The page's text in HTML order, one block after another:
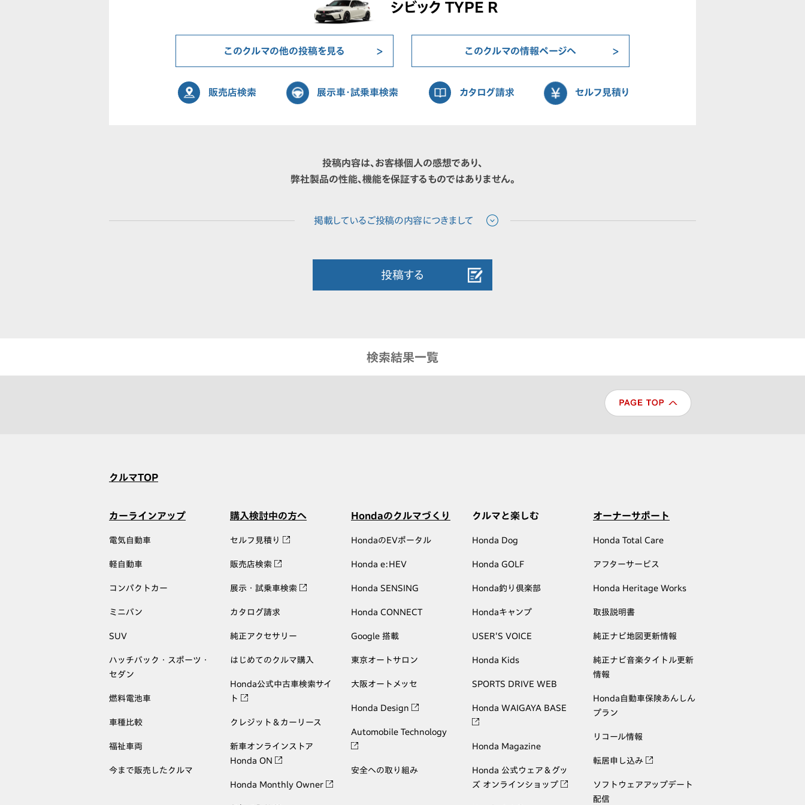
シビック TYPE R
このクルマの他の投稿を見る このクルマの情報ページへ
販売店検索 展示車・試乗車検索 カタログ請求 セルフ見積り
投稿内容は、お客様個人の感想であり、
弊社製品の性能、機能を保証するものではありません。
投稿する
検索結果一覧
クルマTOP
カーラインアップ
電気自動車
軽自動車
コンパクトカー
ミニバン
SUV
ハッチバック・スポーツ・
セダン
燃料電池車
車種比較
福祉車両
今まで販売したクルマ
購入検討中の方へ
セルフ見積り
販売店検索
展示・試乗車検索
カタログ請求
純正アクセサリー
はじめてのクルマ購入
Honda公式中古車検索サイ
ト
クレジット＆カーリース
新車オンラインストア
Honda ON
Honda Monthly Owner
Hondaのクルマづくり
HondaのEVポータル
Honda e:HEV
Honda SENSING
Honda CONNECT
Google 搭載
東京オートサロン
大阪オートメッセ
Honda Design
Automobile Technology
安全への取り組み
クルマと楽しむ
Honda Dog
Honda GOLF
Honda釣り倶楽部
Hondaキャンプ
USER'S VOICE
Honda Kids
SPORTS DRIVE WEB
Honda WAIGAYA BASE
Honda Magazine
Honda 公式ウェア＆グッ
ズ オンラインショップ
オーナーサポート
Honda Total Care
アフターサービス
Honda Heritage Works
取扱説明書
純正ナビ地図更新情報
純正ナビ音楽タイトル更新
情報
Honda自動車保険あんしん
プラン
リコール情報
転居申し込み
ソフトウェアアップデート
配信